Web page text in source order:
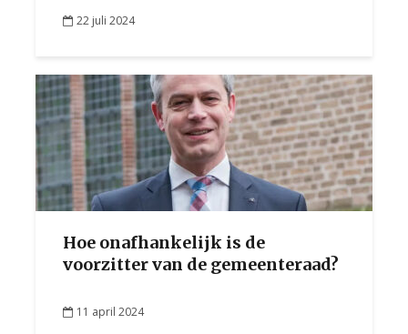
22 juli 2024
Hoe onafhankelijk is de
voorzitter van de gemeenteraad?
11 april 2024